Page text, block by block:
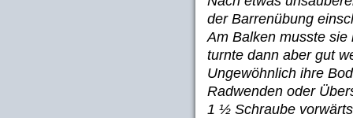
der Barrenübung
Am Balken musste
turnte dann aber gut
Ungewöhnlich ihre
Radwenden oder
1 ½ Schraube